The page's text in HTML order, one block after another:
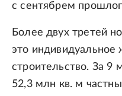
с сентябрем
Более двух третей
это
строительство. За 9
52,3 млн кв. м